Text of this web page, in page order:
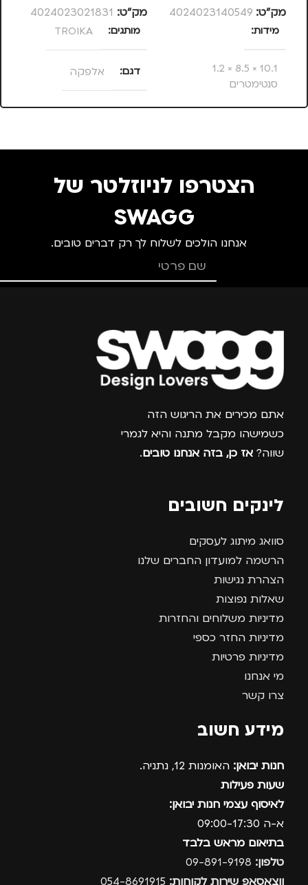
מק”ט: 4024023140549
מידות
10.1 × 8.5 × 1.2
סנטימטרים
,חיילים ,טיולים ,
מק”ט: 4024023021831
מותגים TROIKA
דגם אלפקה
הצטרפו לניוזלטר של
SWAGG
אנחנו הולכים לשלוח לך רק דברים טובים.
צרפו אותי למועדון
אתם מכירים את הריגוש הזה
כשמישהו מקבל מתנה והיא לגמרי
שווה? אז כן, בזה אנחנו טובים.
לינקים חשובים
סוואג מיתוג לעסקים
הרשמה למועדון החברים שלנו
הצהרת נגישות
שאלות נפוצות
מדיניות משלוחים והחזרות
מדיניות החזר כספי
מדיניות פרטיות
מי אנחנו
צרו קשר
מידע חשוב
חנות יבואן: האומנות 12, נתניה.
שעות פעילות
לאיסוף עצמי חנות יבואן:
א-ה 09:00-17:30
בתיאום מראש בלבד
טלפון:
ווצאסאפ שירות לקוחות: